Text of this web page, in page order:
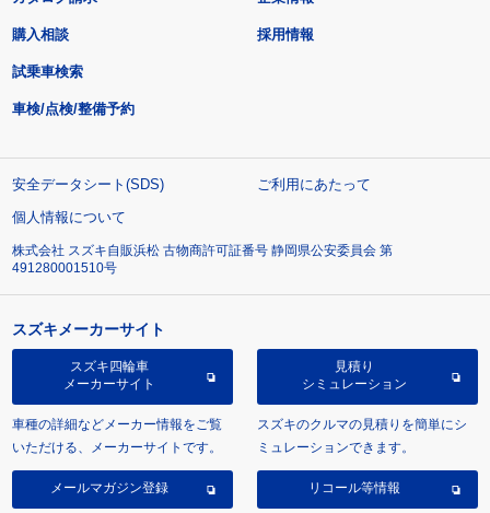
購入相談
試乗車検索
車検/点検/整備予約
採用情報
安全データシート(SDS)
ご利用にあたって
個人情報について
株式会社 スズキ自販浜松 古物商許可証番号 静岡県公安委員会 第
491280001510号
スズキメーカーサイト
スズキ四輪車
メーカーサイト
車種の詳細などメーカー情報をご覧
いただける、メーカーサイトです。
見積り
シミュレーション
スズキのクルマの見積りを簡単にシ
ミュレーションできます。
メールマガジン登録 リコール等情報